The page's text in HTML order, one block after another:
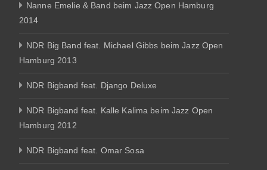
Nanne Emelie & Band beim Jazz Open Hamburg
2014
NDR Big Band feat. Michael Gibbs beim Jazz Open
Hamburg 2013
NDR Bigband feat. Django Deluxe
NDR Bigband feat. Kalle Kalima beim Jazz Open
Hamburg 2012
NDR Bigband feat. Omar Sosa